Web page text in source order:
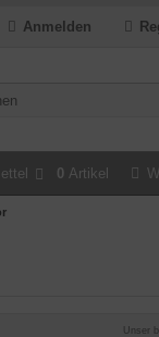
Anmelden
0 Artikel
Unser